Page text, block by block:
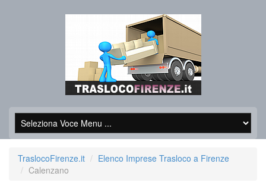
TraslocoFirenze.it
Elenco Imprese Trasloco a Firenze
Calenzano